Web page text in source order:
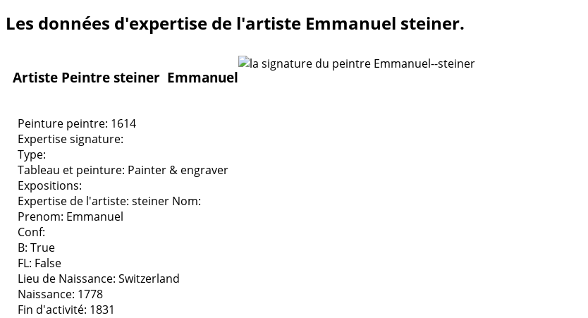
Les données d'expertise de l'artiste Emmanuel steiner.
Artiste Peintre steiner Emmanuel
Peinture peintre: 1614
Expertise signature:
Type:
Tableau et peinture: Painter & engraver
Expositions:
Expertise de l'artiste: steiner Nom:
Prenom: Emmanuel
Conf:
B: True
FL: False
Lieu de Naissance: Switzerland
Naissance: 1778
Fin d'activité: 1831